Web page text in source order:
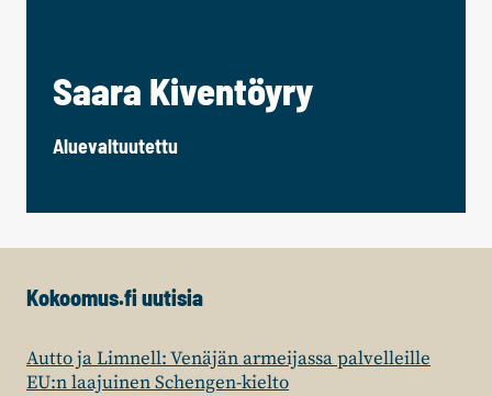
Saara Kiventöyry
Aluevaltuutettu
Kokoomus.fi uutisia
Autto ja Limnell: Venäjän armeijassa palvelleille
EU:n laajuinen Schengen-kielto